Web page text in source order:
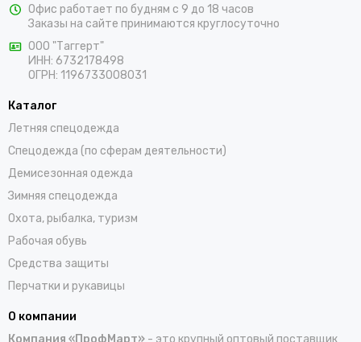
жилеты, сезонные костюмы, брюки и прочие составляющие
униформы в ярких заметных цветах. Доставка покупок,
которые оформляются на сайте, осуществляется по Лесному
и остальным населенным пунктам России.
Офис работает по будням с 9 до 18 часов
Заказы на сайте принимаются круглосуточно
ООО "Таггерт"
ИНН: 6732178498
ОГРН: 1196733008031
Каталог
Летняя спецодежда
Спецодежда (по сферам деятельности)
Демисезонная одежда
Зимняя спецодежда
Охота, рыбалка, туризм
Рабочая обувь
Средства защиты
Перчатки и рукавицы
О компании
Компания «ПрофМарт» - это крупный оптовый поставщик